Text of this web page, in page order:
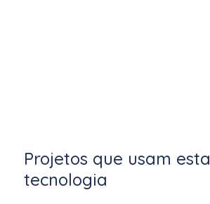
Projetos que usam esta
tecnologia